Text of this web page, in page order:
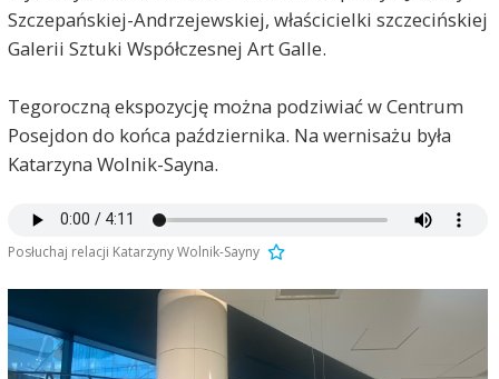
Szczepańskiej-Andrzejewskiej, właścicielki szczecińskiej
Galerii Sztuki Współczesnej Art Galle.
Tegoroczną ekspozycję można podziwiać w Centrum
Posejdon do końca października. Na wernisażu była
Katarzyna Wolnik-Sayna.
Posłuchaj relacji Katarzyny Wolnik-Sayny